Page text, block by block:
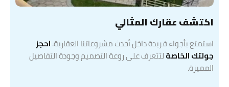
اكتشف عقارك المثالي
استمتع بأجواء فريدة داخل أحدث مشروعاتنا العقارية.احجز
جولتك الخاصةلتتعرف على روعة التصميم وجودة التفاصيل
المميزة.